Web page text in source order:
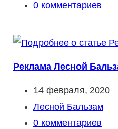
записи:
Комментарии
записи:
0 комментариев
Реклама Лесной
Запись
опубликована:
14 февраля, 2020
Рубрика
записи:
Лесной Бальзам
Комментарии
0 комментариев